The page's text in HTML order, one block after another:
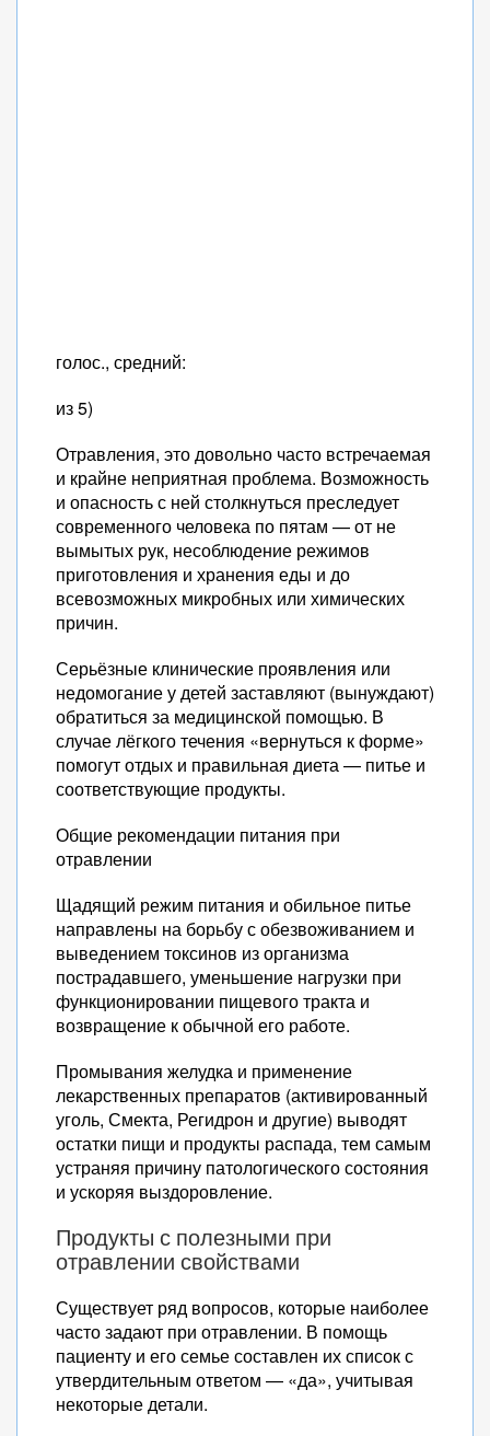
голос., средний:
из 5)
Отравления, это довольно часто встречаемая
и крайне неприятная проблема. Возможность
и опасность с ней столкнуться преследует
современного человека по пятам — от не
вымытых рук, несоблюдение режимов
приготовления и хранения еды и до
всевозможных микробных или химических
причин.
Серьёзные клинические проявления или
недомогание у детей заставляют (вынуждают)
обратиться за медицинской помощью. В
случае лёгкого течения «вернуться к форме»
помогут отдых и правильная диета — питье и
соответствующие продукты.
Общие рекомендации питания при
отравлении
Щадящий режим питания и обильное питье
направлены на борьбу с обезвоживанием и
выведением токсинов из организма
пострадавшего, уменьшение нагрузки при
функционировании пищевого тракта и
возвращение к обычной его работе.
Промывания желудка и применение
лекарственных препаратов (активированный
уголь, Смекта, Регидрон и другие) выводят
остатки пищи и продукты распада, тем самым
устраняя причину патологического состояния
и ускоряя выздоровление.
Продукты с полезными при
отравлении свойствами
Существует ряд вопросов, которые наиболее
часто задают при отравлении. В помощь
пациенту и его семье составлен их список с
утвердительным ответом — «да», учитывая
некоторые детали.